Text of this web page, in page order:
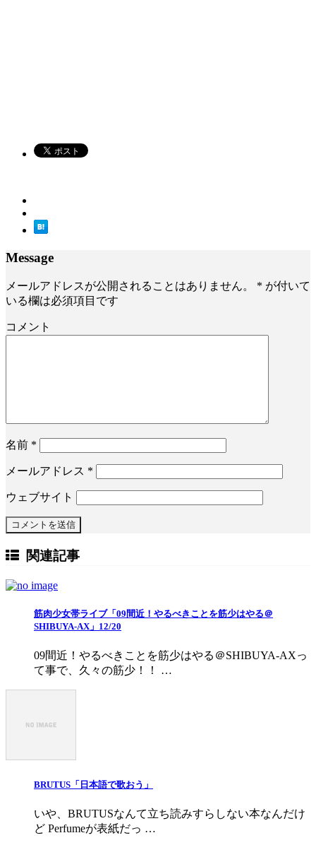
Message
メールアドレスが公開されることはありません。 * が付いて
いる欄は必須項目です
コメント
名前 *
メールアドレス *
ウェブサイト
関連記事
筋肉少女帯ライブ「09間近！やるべきことを筋少はやる＠
SHIBUYA-AX」12/20
09間近！やるべきことを筋少はやる＠SHIBUYA-AXっ
て事で、久々の筋少！！ …
BRUTUS「日本語で歌おう」
いや、BRUTUSなんて立ち読みすらしない本なんだけ
ど Perfumeが表紙だっ …